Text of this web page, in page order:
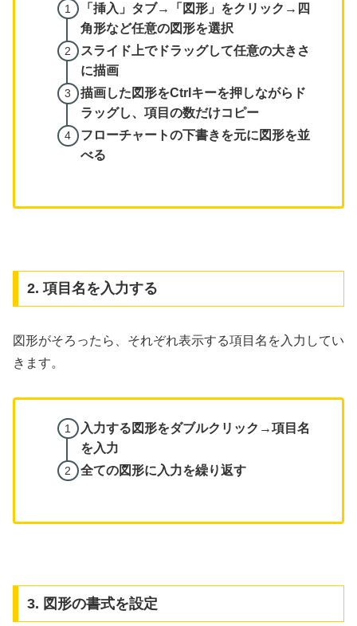
「挿入」タブ→「図形」をクリック→四
角形など任意の図形を選択
スライド上でドラッグして任意の大きさ
に描画
描画した図形をCtrlキーを押しながらド
ラッグし、項目の数だけコピー
フローチャートの下書きを元に図形を並
べる
2. 項目名を入力する
図形がそろったら、それぞれ表示する項目名を入力してい
きます。
入力する図形をダブルクリック→項目名
を入力
全ての図形に入力を繰り返す
3. 図形の書式を設定